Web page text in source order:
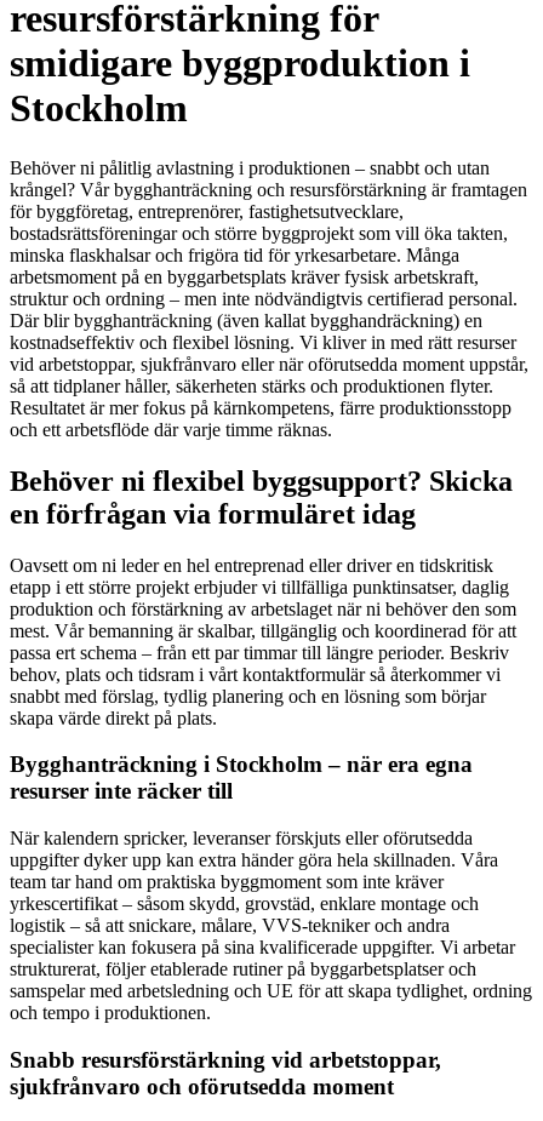
resursförstärkning för
smidigare byggproduktion i
Stockholm
Behöver ni pålitlig avlastning i produktionen – snabbt och utan
krångel? Vår bygghanträckning och resursförstärkning är framtagen
för byggföretag, entreprenörer, fastighetsutvecklare,
bostadsrättsföreningar och större byggprojekt som vill öka takten,
minska flaskhalsar och frigöra tid för yrkesarbetare. Många
arbetsmoment på en byggarbetsplats kräver fysisk arbetskraft,
struktur och ordning – men inte nödvändigtvis certifierad personal.
Där blir bygghanträckning (även kallat bygghandräckning) en
kostnadseffektiv och flexibel lösning. Vi kliver in med rätt resurser
vid arbetstoppar, sjukfrånvaro eller när oförutsedda moment uppstår,
så att tidplaner håller, säkerheten stärks och produktionen flyter.
Resultatet är mer fokus på kärnkompetens, färre produktionsstopp
och ett arbetsflöde där varje timme räknas.
Behöver ni flexibel byggsupport? Skicka
en förfrågan via formuläret idag
Oavsett om ni leder en hel entreprenad eller driver en tidskritisk
etapp i ett större projekt erbjuder vi tillfälliga punktinsatser, daglig
produktion och förstärkning av arbetslaget när ni behöver den som
mest. Vår bemanning är skalbar, tillgänglig och koordinerad för att
passa ert schema – från ett par timmar till längre perioder. Beskriv
behov, plats och tidsram i vårt kontaktformulär så återkommer vi
snabbt med förslag, tydlig planering och en lösning som börjar
skapa värde direkt på plats.
Bygghanträckning i Stockholm – när era egna
resurser inte räcker till
När kalendern spricker, leveranser förskjuts eller oförutsedda
uppgifter dyker upp kan extra händer göra hela skillnaden. Våra
team tar hand om praktiska byggmoment som inte kräver
yrkescertifikat – såsom skydd, grovstäd, enklare montage och
logistik – så att snickare, målare, VVS-tekniker och andra
specialister kan fokusera på sina kvalificerade uppgifter. Vi arbetar
strukturerat, följer etablerade rutiner på byggarbetsplatser och
samspelar med arbetsledning och UE för att skapa tydlighet, ordning
och tempo i produktionen.
Snabb resursförstärkning vid arbetstoppar,
sjukfrånvaro och oförutsedda moment